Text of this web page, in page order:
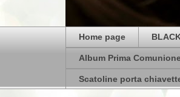
Home page
Album Prima
Scatoline porta